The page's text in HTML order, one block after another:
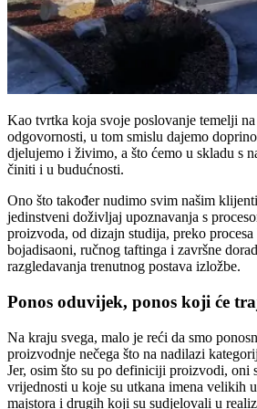
Kao tvrtka koja svoje poslovanje temelji
odgovornosti, u tom smislu dajemo
djelujemo i živimo, a što ćemo u skladu s
činiti i u budućnosti.
Ono što također nudimo svim našim
jedinstveni doživljaj upoznavanja s
proizvoda, od dizajn studija, preko
bojadisaoni, ručnog taftinga i završne
razgledavanja trenutnog postava izložbe.
Ponos oduvijek, ponos koji će
Na kraju svega, malo je reći da smo
proizvodnje nečega što na nadilazi
Jer, osim što su po definiciji proizvodi, oni
vrijednosti u koje su utkana imena velikih
majstora i drugih koji su sudjelovali u